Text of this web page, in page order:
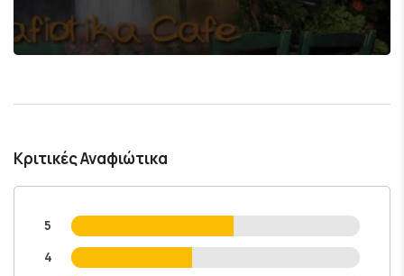
Κριτικές Αναφιώτικα
5
4